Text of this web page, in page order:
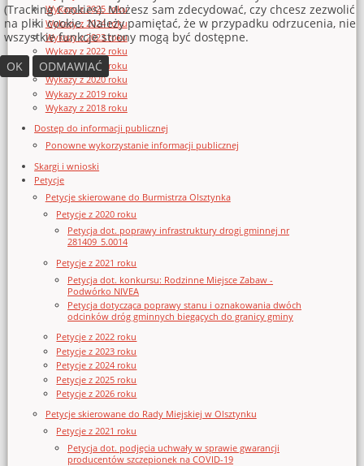
Wykazy z 2025 roku
Wykazy z 2024 roku
Wykazy z 2023 roku
Wykazy z 2022 roku
Wykazy z 2021 roku
Wykazy z 2020 roku
Wykazy z 2019 roku
Wykazy z 2018 roku
Dostęp do informacji publicznej
Ponowne wykorzystanie informacji publicznej
Skargi i wnioski
Petycje
Petycje skierowane do Burmistrza Olsztynka
Petycje z 2020 roku
Petycja dot. poprawy infrastruktury drogi gminnej nr
281409_5.0014
Petycje z 2021 roku
Petycja dot. konkursu: Rodzinne Miejsce Zabaw -
Podwórko NIVEA
Petycja dotycząca poprawy stanu i oznakowania dwóch
odcinków dróg gminnych biegących do granicy gminy
Petycje z 2022 roku
Petycje z 2023 roku
Petycje z 2024 roku
Petycje z 2025 roku
Petycje z 2026 roku
Petycje skierowane do Rady Miejskiej w Olsztynku
Petycje z 2021 roku
Petycja dot. podjęcia uchwały w sprawie gwarancji
producentów szczepionek na COVID-19
(Tracking Cookies). Możesz sam zdecydować, czy chcesz zezwolić
na pliki cookie. Należy pamiętać, że w przypadku odrzucenia, nie
wszystkie funkcje strony mogą być dostępne.
OK
ODMAWIAĆ